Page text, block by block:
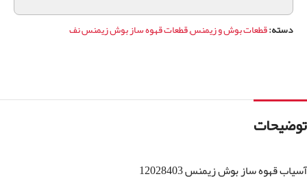
دسته:قطعات بوش و زیمنس,قطعات قهوه ساز بوش زیمنس نف
توضیحات
آسیاب قهوه ساز بوش زیمنس 12028403